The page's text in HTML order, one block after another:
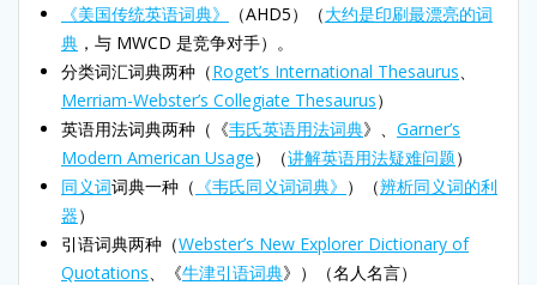
《美国传统英语词典》
（AHD5）（大约是印刷最漂亮的词
典 ，与 MWCD 是竞争对手）。
分类词汇词典两种（Roget’s International Thesaurus
Merriam-Webster’s Collegiate Thesaurus）
英语用法词典两种（《韦氏英语用法词典》、 Garner’s
Modern American Usage）（讲解英语用法疑难问题）
同义词词典一种（ 《韦氏同义词词典》 ）（辨析同义词的利
器）
引语词典两种（Webster’s New Explorer Dictionary of
Quotations 、《牛津引语词典》）（名人名言）